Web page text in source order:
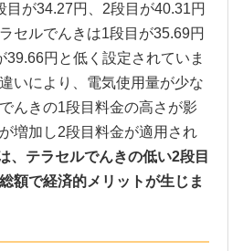
目が34.27円、2段目が40.31円
セルでんきは1段目が35.69円
39.66円と低く設定されていま
いにより、電気使用量が少な
んきの1段目料金の高さが影
増加し2段目料金が適用され
、テラセルでんきの低い2段目
額で経済的メリットが生じま